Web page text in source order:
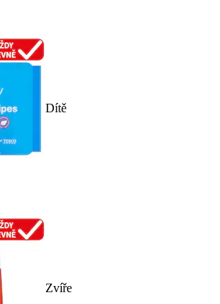
Dítě
Zvíře